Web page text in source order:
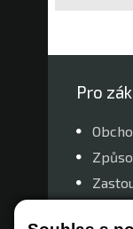
Pro